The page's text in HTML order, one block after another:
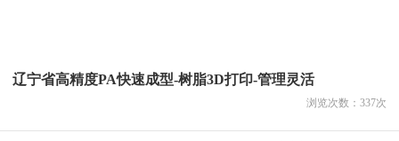
辽宁省高精度PA快速成型-树脂3D打印-管理灵活
浏览次数： 337次